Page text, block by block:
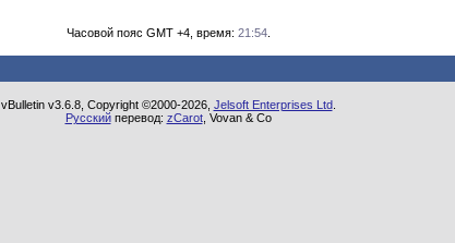
Часовой пояс GMT +4, время: 21:54.
vBulletin v3.6.8, Copyright ©2000-2026, Jelsoft Enterprises Ltd.
Русскийперевод: zCarot, Vovan & Co